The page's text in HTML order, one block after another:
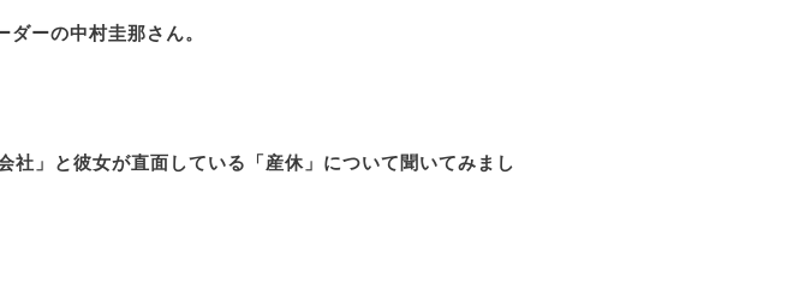
ーの中村圭那さん。
」と彼女が直面している「産休」について聞いてみまし